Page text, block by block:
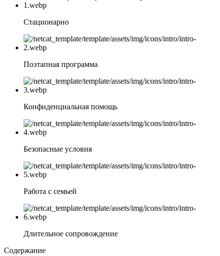
Стационарно
Поэтапная программа
Конфиденциальная помощь
Безопасные условия
Работа с семьей
Длительное сопровождение
Содержание